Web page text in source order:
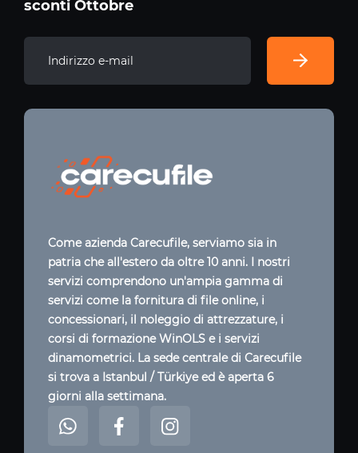
sconti Ottobre
Come azienda Carecufile, serviamo sia in
patria che all'estero da oltre 10 anni. I nostri
servizi comprendono un'ampia gamma di
servizi come la fornitura di file online, i
concessionari, il noleggio di attrezzature, i
corsi di formazione WinOLS e i servizi
dinamometrici. La sede centrale di Carecufile
si trova a Istanbul / Türkiye ed è aperta 6
giorni alla settimana.